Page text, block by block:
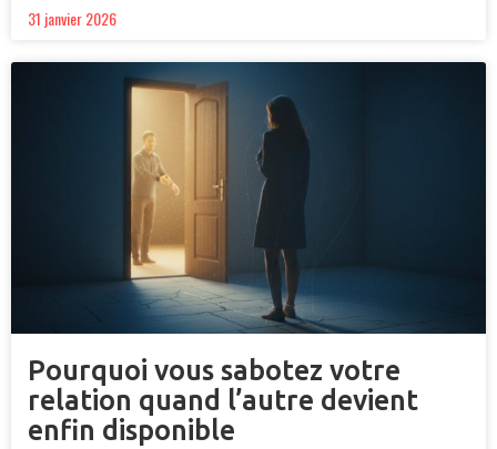
31 janvier 2026
Pourquoi vous sabotez votre
relation quand l’autre devient
enfin disponible